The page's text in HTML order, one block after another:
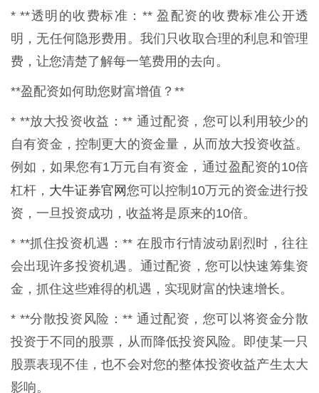
* **透明的收费标准：** 盈配资的收费标准公开透
明，无任何隐形费用。我们只收取合理的利息和管理
费，让您清楚了解每一笔费用的去向。
**盈配资如何助您财富增值？**
* **放大投资收益：** 通过配资，您可以利用较少的
自有资金，控制更大的资金量，从而放大投资收益。
例如，如果您有1万元自有资金，通过盈配资的10倍
杠杆， 大牛证券官网您可以控制10万元的资金进行投
资，一旦投资成功，收益将是原来的10倍。
* **抓住投资机遇：** 在股市行情波动剧烈时，往往
会出现许多投资机遇。通过配资，您可以快速筹集资
金，抓住这些难得的机遇，实现财富的快速增长。
* **分散投资风险：** 通过配资，您可以将资金分散
投资于不同的股票，从而降低投资风险。即使某一只
股票表现不佳，也不会对您的整体投资收益产生太大
影响。